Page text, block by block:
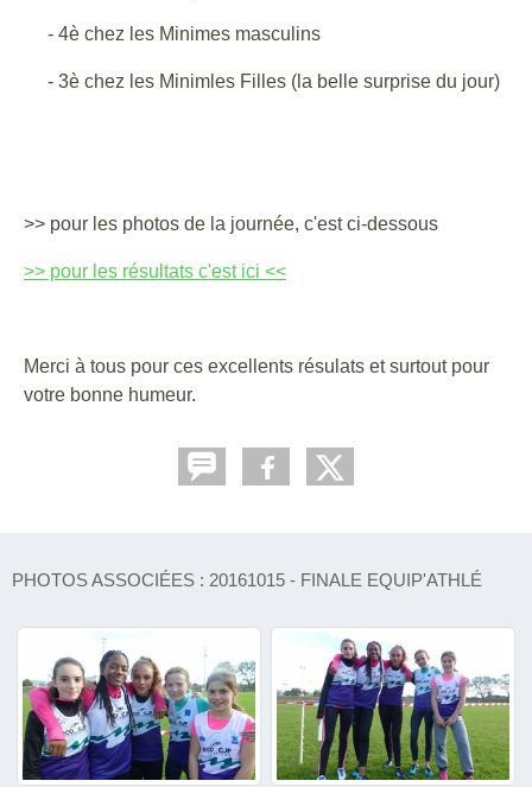
- 4è chez les Minimes masculins
- 3è chez les Minimles Filles (la belle surprise du jour)
>> pour les photos de la journée, c'est ci-dessous
>> pour les résultats c'est ici <<
Merci à tous pour ces excellents résulats et surtout pour
votre bonne humeur.
PHOTOS ASSOCIÉES : 20161015 - FINALE EQUIP'ATHLÉ